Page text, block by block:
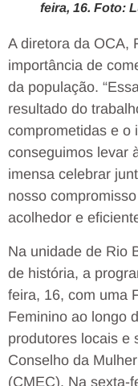
feira, 16. Foto:
A diretora da OCA,
importância de
da população.
resultado do
comprometidas e o
conseguimos levar
imensa celebrar
nosso
acolhedor e
Na unidade de Rio
de história, a
feira, 16, com uma
Feminino ao longo
produtores locais e
Conselho da
(CMEC). Na sexta-